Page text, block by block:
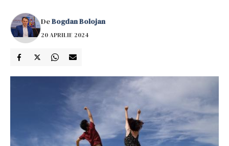
DeBogdan Bolojan
20 APRILIE 2024